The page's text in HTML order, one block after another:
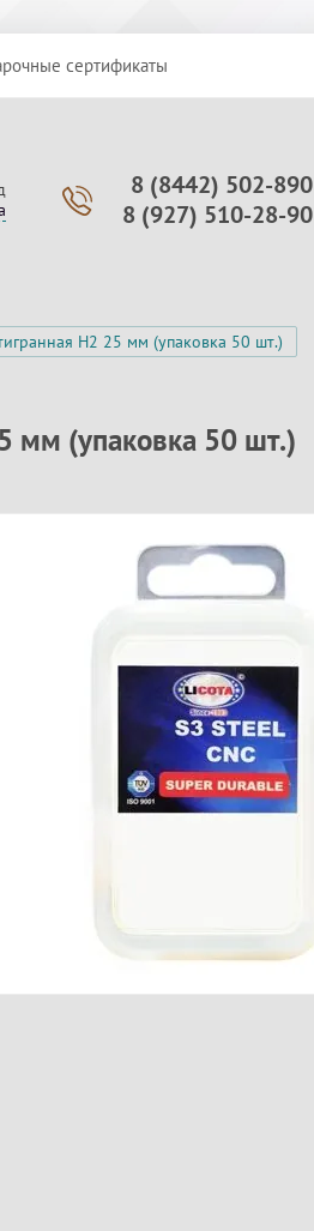
сертификаты
8 (8442) 502-890
8 (927) 510-28-90
H2 25 мм (упаковка 50 шт.)
мм (упаковка 50 шт.)